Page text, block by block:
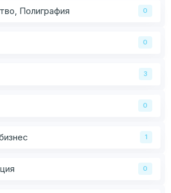
Полиграфия 0
0
3
0
1
0